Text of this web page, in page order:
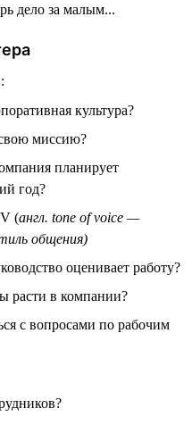
дело за малым...
культура?
миссию?
планирует
год?
(англ. tone of voice —
общения)
оценивает работу?
расти в компании?
с вопросами по рабочим